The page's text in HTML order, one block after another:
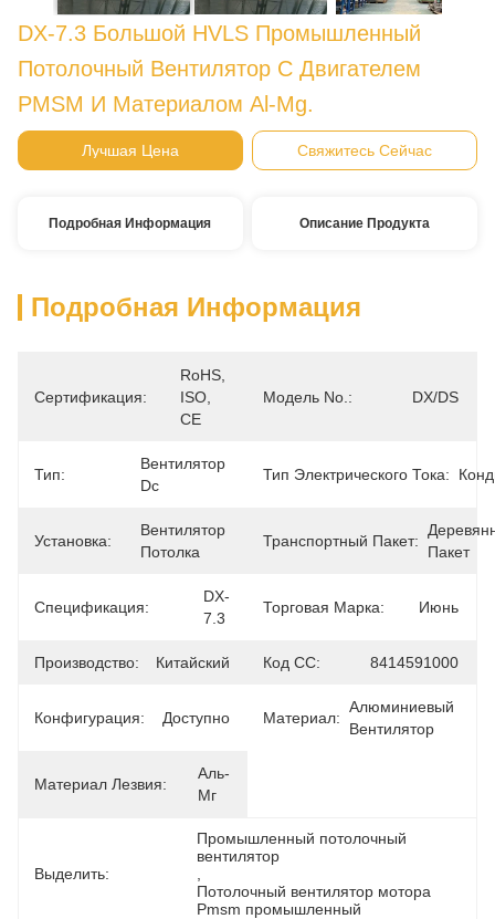
DX-7.3 Большой HVLS Промышленный
Потолочный Вентилятор С Двигателем
PMSM И Материалом Al-Mg.
Лучшая Цена Свяжитесь Сейчас
Подробная Информация Описание Продукта
Подробная Информация
Сертификация:
RoHS,
ISO,
CE
Модель No.: DX/DS
Тип:
Вентилятор
Dc
Тип Электрического Тока:
Установка:
Вентилятор
Потолка
Транспортный Пакет:
Пакет
Спецификация:
DX-
7.3
Торговая Марка: Июнь
Производство: Китайский Код СС: 8414591000
Конфигурация: Доступно Материал:
Алюминиевый
Вентилятор
Материал Лезвия:
Аль-
Мг
Выделить:
Промышленный потолочный
вентилятор
Потолочный вентилятор мотора
Pmsm промышленный